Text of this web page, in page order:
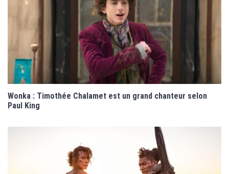
Wonka : Timothée Chalamet est un grand chanteur selon
Paul King